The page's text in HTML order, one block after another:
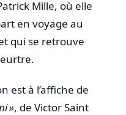
Mille, où elle
en voyage au
qui se retrouve
est à l’affiche de
», de Victor Saint